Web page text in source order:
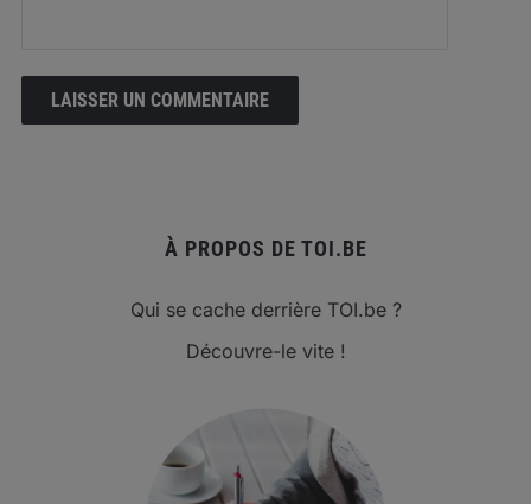
À PROPOS DE TOI.BE
Qui se cache derrière TOI.be ?
Découvre-le vite !